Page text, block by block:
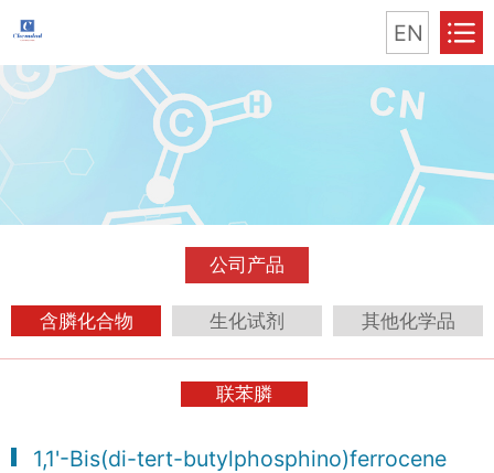
EN
公司产品
含膦化合物 生化试剂 其他化学品
联苯膦
1,1'-Bis(di-tert-butylphosphino)ferrocene